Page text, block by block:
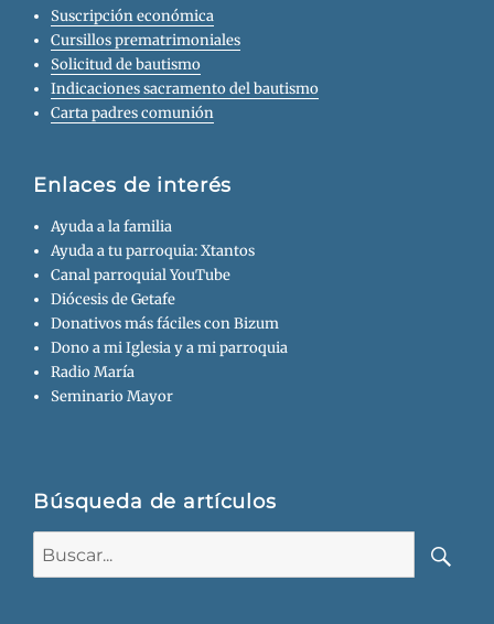
Suscripción económica
Cursillos prematrimoniales
Solicitud de bautismo
Indicaciones sacramento del bautismo
Carta padres comunión
Enlaces de interés
Ayuda a la familia
Ayuda a tu parroquia: Xtantos
Canal parroquial YouTube
Diócesis de Getafe
Donativos más fáciles con Bizum
Dono a mi Iglesia y a mi parroquia
Radio María
Seminario Mayor
Búsqueda de artículos